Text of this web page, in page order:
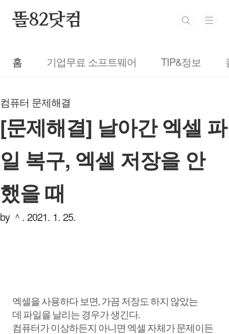
똘82닷컴
홈 기업무료 소프트웨어 TIP&정보
컴퓨터 문제해결
[문제해결] 날아간 엑셀 파
일 복구, 엑셀 저장을 안
했을 때
by ＾. 2021. 1. 25.
엑셀을 사용하다 보면, 가끔 저장도 하지 않았는
데 파일을 날리는 경우가 생긴다.
컴퓨터가 이상하든지 아니면 엑셀 자체가 문제이든